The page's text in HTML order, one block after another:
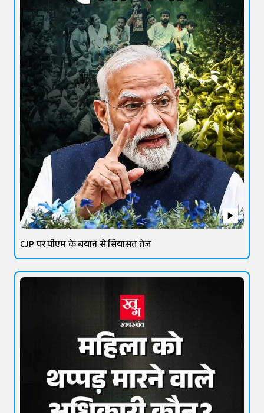
CJP पर पीएम के बयान से सियासत तेज